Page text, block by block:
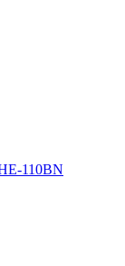
110BN